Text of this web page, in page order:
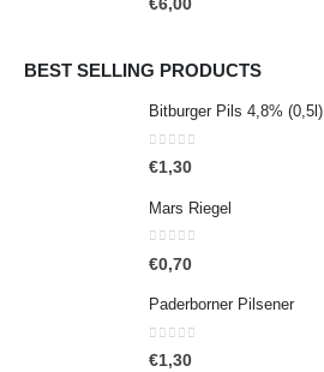
€6,00
BEST SELLING PRODUCTS
Bitburger Pils 4,8% (0,5l)
0 out of 5
€1,30
Mars Riegel
0 out of 5
€0,70
Paderborner Pilsener
0 out of 5
€1,30